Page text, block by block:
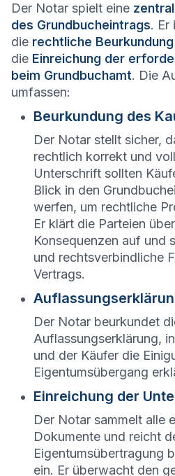
Der Notar spielt eine
des Grundbucheintrags. Er
die rechtliche
die Einreichung der
beim Grundbuchamt. Die
umfassen:
Beurkundung des
Der Notar stellt sicher,
rechtlich korrekt und
Unterschrift sollten
Blick in den
werfen, um rechtliche
Er klärt die Parteien
Konsequenzen auf und
und rechtsverbindliche
Vertrags.
Der Notar beurkundet
Auflassungserklärung,
und der Käufer die
Eigentumsübergang
Einreichung der
Der Notar sammelt alle
Dokumente und reicht
Eigentumsübertragung
ein. Er überwacht den